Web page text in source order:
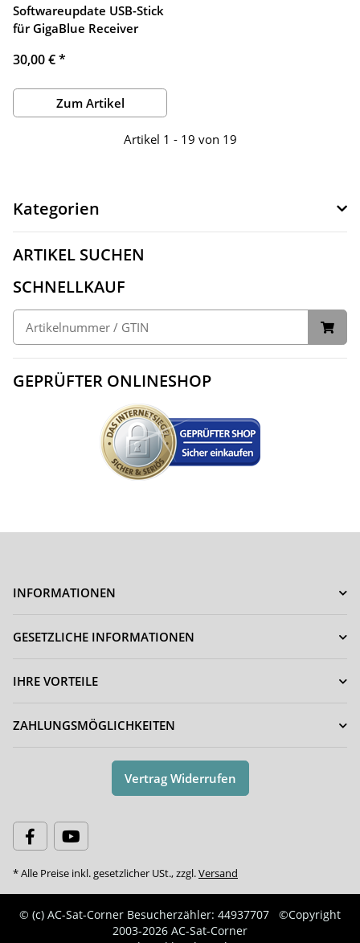
Softwareupdate USB-Stick
für GigaBlue Receiver
30,00 €*
Zum Artikel
Artikel 1 - 19 von 19
Kategorien
ARTIKEL SUCHEN
SCHNELLKAUF
GEPRÜFTER ONLINESHOP
INFORMATIONEN
GESETZLICHE INFORMATIONEN
IHRE VORTEILE
ZAHLUNGSMÖGLICHKEITEN
Vertrag Widerrufen
* Alle Preise inkl. gesetzlicher USt., zzgl.Versand
© (c) AC-Sat-Corner Besucherzähler: 44937707
©Copyright
2003-2026 AC-Sat-Corner